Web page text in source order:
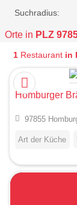
Suchradius:
Orte in PLZ
1 Restaurant in
Homburger
97855
Art der Küche